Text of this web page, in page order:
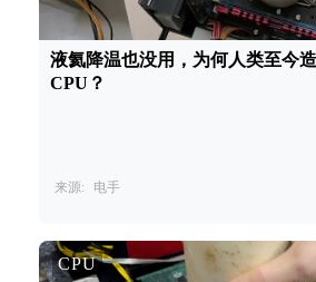
液氦降温也没用，为何人类至今
CPU？
来源: 电手
CPU